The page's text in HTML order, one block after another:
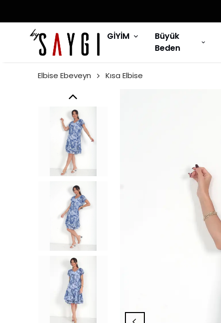
GİYİM
Büyük
Beden
Elbise Ebeveyn Kısa Elbise